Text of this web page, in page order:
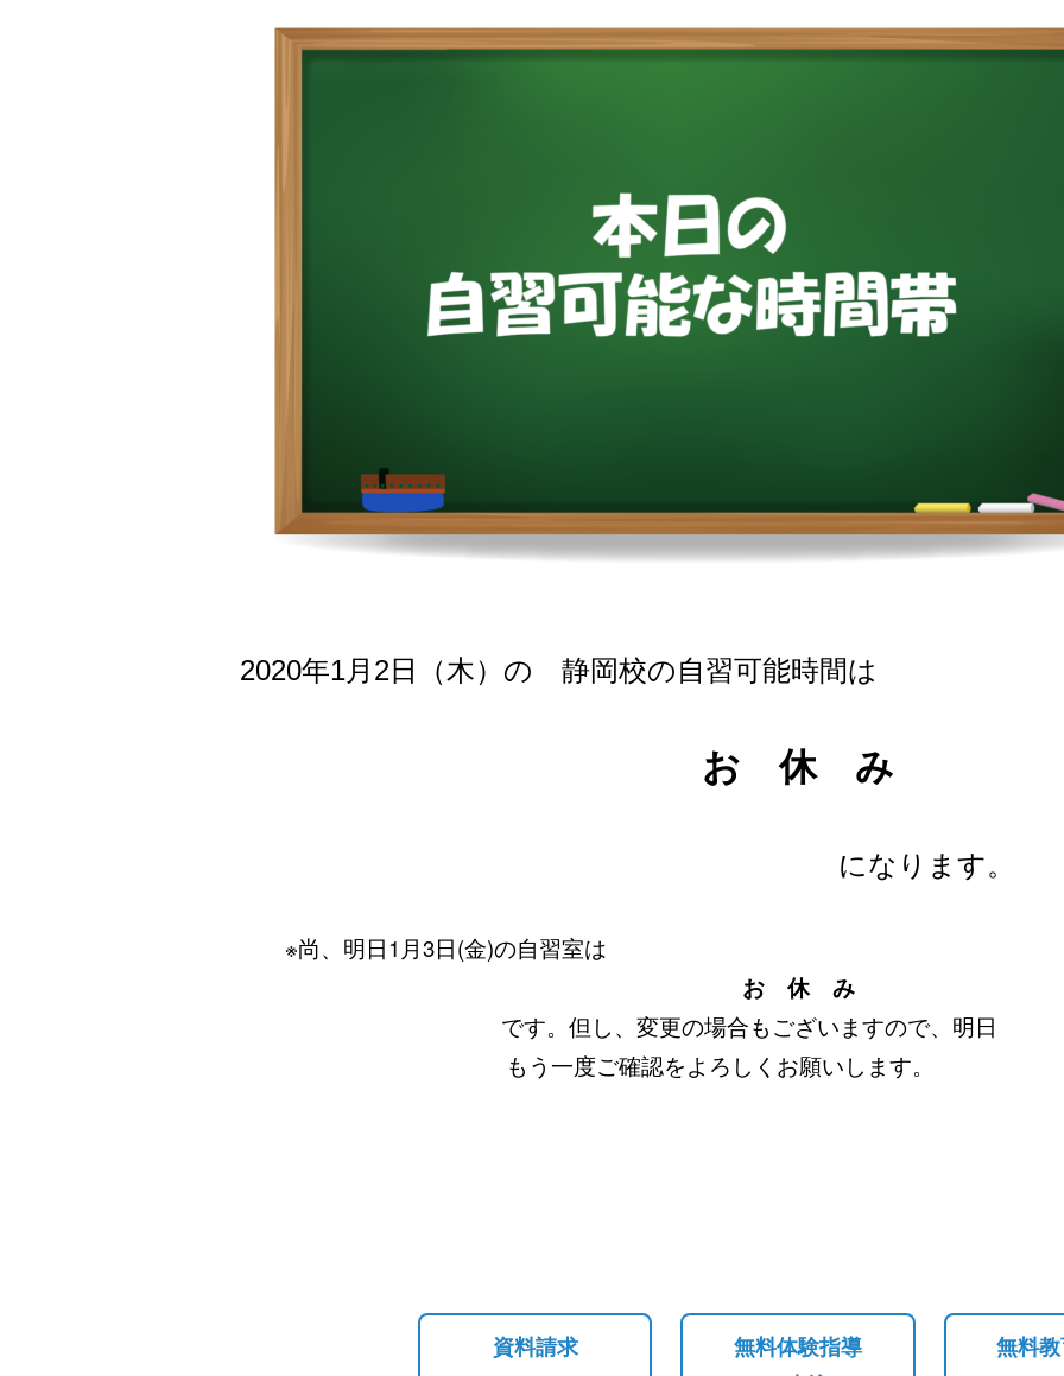
2020年1月2日（木）の 静岡校の自習可能時間は
お 休 み
になります。
※尚、明日1月3日(金)の自習室は
お 休 み
です。但し、変更の場合もございますので、明日
もう一度ご確認をよろしくお願いします。
資料請求
無料体験指導
無料